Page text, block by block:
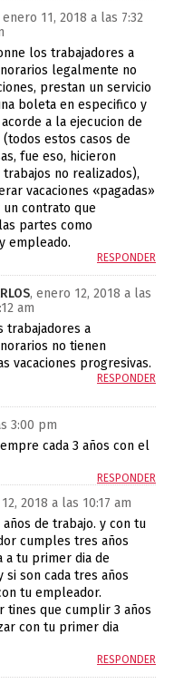
enero 11, 2018 a las 7:32
los trabajadores a
legalmente no
prestan un servicio
boleta en especifico y
a la ejecucion de
estos casos de
fue eso, hicieron
no realizados),
vacaciones «pagadas»
contrato que
partes como
empleado.
RESPONDER
, enero 12, 2018 a las
am
trabajadores a
no tienen
vacaciones progresivas.
RESPONDER
3:00 pm
cada 3 años con el
RESPONDER
2018 a las 10:17 am
de trabajo. y con tu
cumples tres años
a tu primer dia de
si son cada tres años
tu empleador.
tines que cumplir 3 años
con tu primer dia
RESPONDER